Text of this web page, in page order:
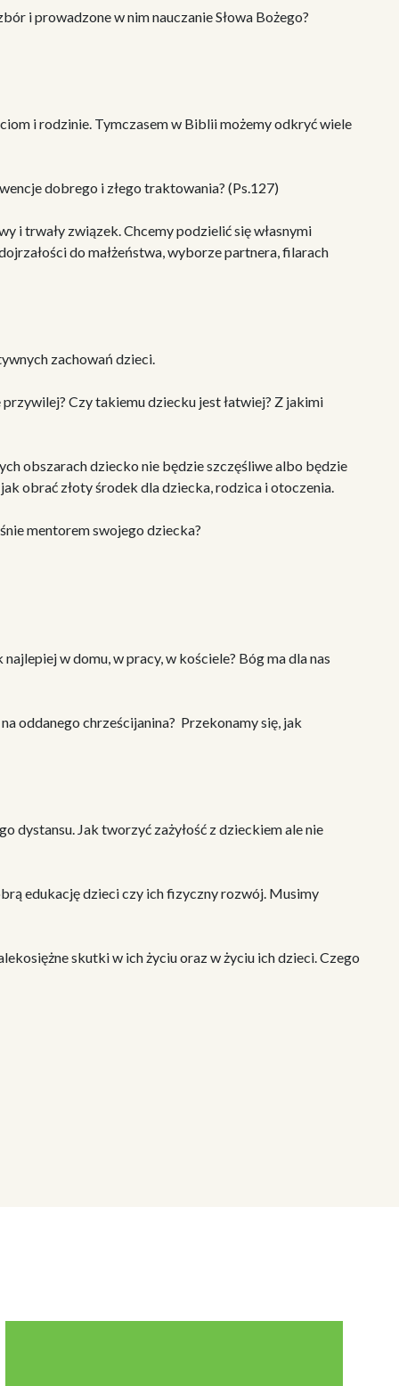
i prowadzone w nim nauczanie Słowa Bożego?
i rodzinie. Tymczasem w Biblii możemy odkryć wiele
dobrego i złego traktowania? (Ps.127)
i trwały związek. Chcemy podzielić się własnymi
do małżeństwa, wyborze partnera, filarach
zachowań dzieci.
Czy takiemu dziecku jest łatwiej? Z jakimi
obszarach dziecko nie będzie szczęśliwe albo będzie
obrać złoty środek dla dziecka, rodzica i otoczenia.
mentorem swojego dziecka?
w domu, w pracy, w kościele? Bóg ma dla nas
oddanego chrześcijanina? Przekonamy się, jak
dystansu. Jak tworzyć zażyłość z dzieckiem ale nie
edukację dzieci czy ich fizyczny rozwój. Musimy
skutki w ich życiu oraz w życiu ich dzieci. Czego